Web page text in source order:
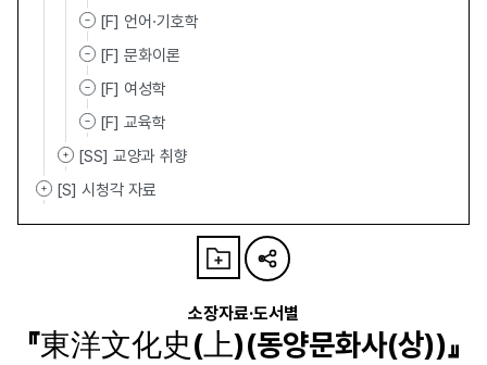
[F] 언어·기호학
[F] 문화이론
[F] 여성학
[F] 교육학
[SS] 교양과 취향
[S] 시청각 자료
소장자료·도서별
『東洋文化史(上)(동양문화사(상))』